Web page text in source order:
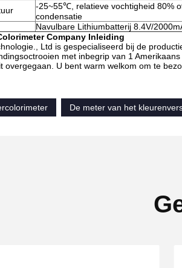
-25~55℃, relatieve vochtigheid 80%
condensatie
Navulbare Lithiumbatterij 8.4V/
Company Inleiding
Ltd is gespecialiseerd bij de
met inbegrip van 1
overgegaan. U bent warm welkom om te
De meter van het